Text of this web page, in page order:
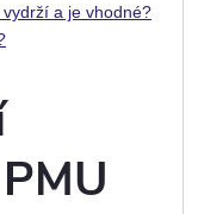
a je vhodné?